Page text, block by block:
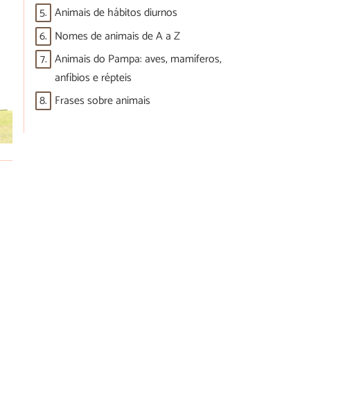
5. Animais de hábitos diurnos
6. Nomes de animais de A a Z
7. Animais do Pampa: aves, mamíferos,
anfíbios e répteis
8. Frases sobre animais